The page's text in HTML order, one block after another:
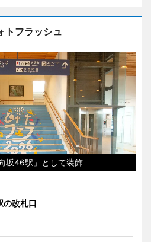
トフラッシュ
坂46駅」として装飾
の改札口